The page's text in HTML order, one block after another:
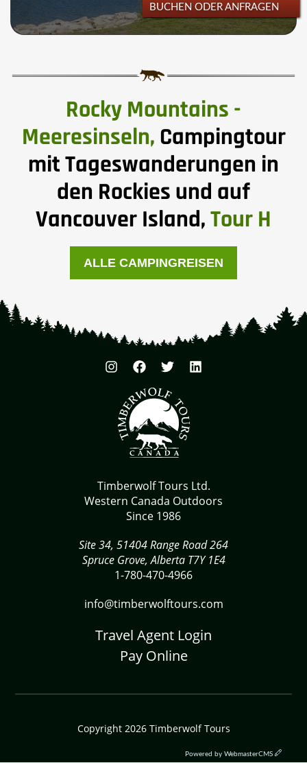
22 Transfer zum Flughafen
BUCHEN ODER ANFRAGEN
Rocky Mountains -
Meeresinseln, Campingtour
mit Tageswanderungen in
den Rockies und auf
Vancouver Island,Tour H
ALLE CAMPINGREISEN
Timberwolf Tours Ltd.
Western Canada Outdoors
Since 1986
Site 34, 51404 Range Road 264
Spruce Grove, Alberta T7Y 1E4
1-780-470-4966
info@timberwolftours.com
Travel Agent Login
Pay Online
Copyright 2026 Timberwolf Tours
Powered by WebmasterCMS